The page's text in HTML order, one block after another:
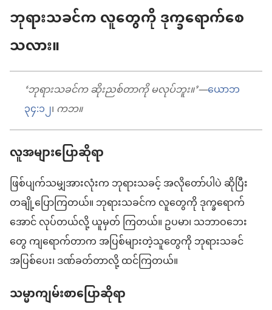
ဘုရားသခင်က လူတွေကို ဒုက္ခရောက်စေ
သလား။
‘ဘုရားသခင်က ဆိုးညစ်တာကို မလုပ်ဘူး။’—ယောဘ
၃၄:၁၂၊ကဘ။
လူအများပြောဆိုရာ
ဖြစ်ပျက်သမျှအားလုံးက ဘုရားသခင့် အလိုတော်ပါပဲ ဆိုပြီး
တချို့ပြောကြတယ်။ ဘုရားသခင်က လူတွေကို ဒုက္ခရောက်
အောင် လုပ်တယ်လို့ ယူမှတ် ကြတယ်။ ဥပမာ၊သဘာဝဘေး
တွေ ကျရောက်တာက အပြစ်များတဲ့သူတွေကို ဘုရားသခင်
အပြစ်ပေး၊ ဒဏ်ခတ်တာလို့ ထင်ကြတယ်။
သမ္မာကျမ်းစာပြောဆိုရာ